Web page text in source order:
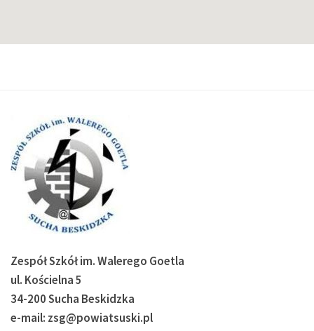
Zespół Szkół im. Walerego Goetla
ul. Kościelna 5
34-200 Sucha Beskidzka
e-mail: zsg@powiatsuski.pl